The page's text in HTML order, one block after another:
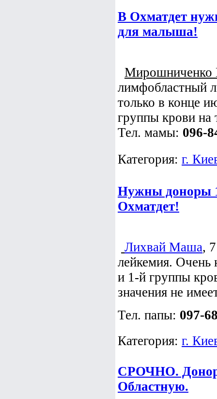
В Охматдет
для малыша!
Мирошниченко
лимфобластный
только в конце
группы крови на
Тел. мамы: 096-
Категория: г.
Нужны доноры
Охматдет!
Лихвай Маша,
лейкемия.
и 1-й группы
значения не
Тел. папы: 097-
Категория: г.
СРОЧНО.
Областную.